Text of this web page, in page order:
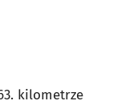
kilometrze